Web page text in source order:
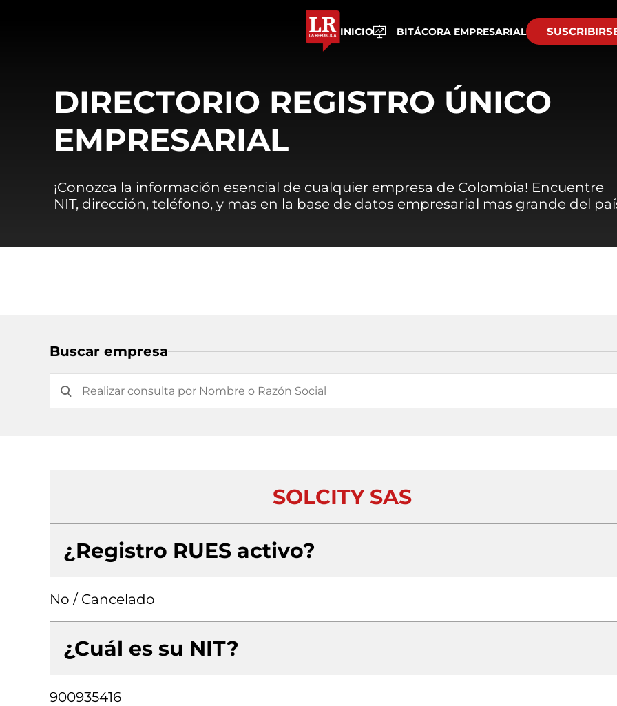
INICIO BITÁCORA EMPRESARIAL
DIRECTORIO REGISTRO ÚNICO
EMPRESARIAL
¡Conozca la información esencial de cualquier empresa de Colombia! Encuentre
NIT, dirección, teléfono, y mas en la base de datos empresarial mas grande del
Buscar empresa
SOLCITY SAS
¿Registro RUES activo?
No / Cancelado
¿Cuál es su NIT?
900935416